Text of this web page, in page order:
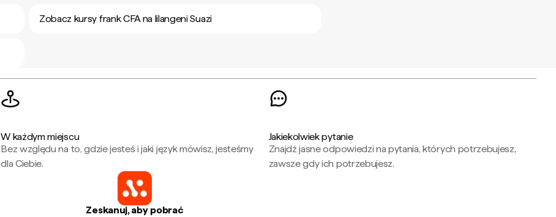
Zobacz kursy frank CFA na lilangeni Suazi
W każdym miejscu
Bez względu na to, gdzie jesteś i jaki język mówisz, jesteśmy
dla Ciebie.
Jakiekolwiek pytanie
Znajdź jasne odpowiedzi na pytania, których potrzebujesz,
zawsze gdy ich potrzebujesz.
Zeskanuj, aby pobrać